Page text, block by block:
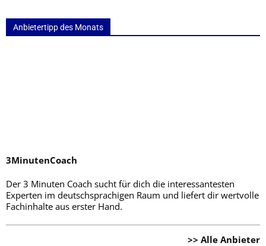
Anbietertipp des Monats
3MinutenCoach
Der 3 Minuten Coach sucht für dich die interessantesten
Experten im deutschsprachigen Raum und liefert dir wertvolle
Fachinhalte aus erster Hand.
>> Alle Anbieter